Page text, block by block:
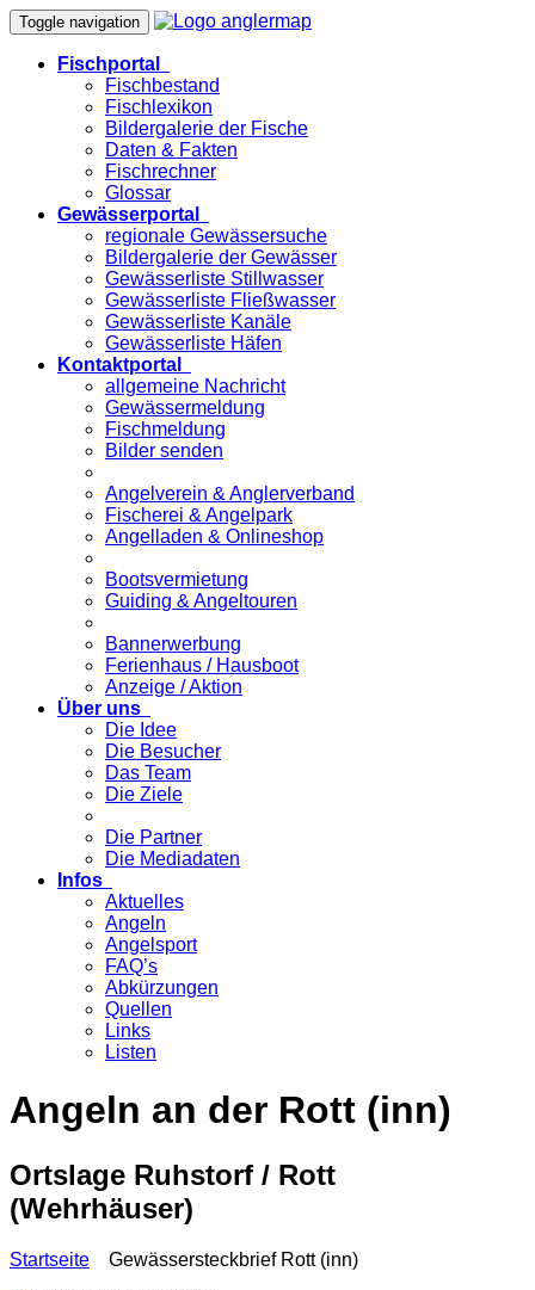
Toggle navigation
Fischportal
Fischbestand
Fischlexikon
Bildergalerie der Fische
Daten & Fakten
Fischrechner
Glossar
Gewässerportal
regionale Gewässersuche
Bildergalerie der Gewässer
Gewässerliste Stillwasser
Gewässerliste Fließwasser
Gewässerliste Kanäle
Gewässerliste Häfen
Kontaktportal
allgemeine Nachricht
Gewässermeldung
Fischmeldung
Bilder senden
Angelverein & Anglerverband
Fischerei & Angelpark
Angelladen & Onlineshop
Bootsvermietung
Guiding & Angeltouren
Bannerwerbung
Ferienhaus / Hausboot
Anzeige / Aktion
Über uns
Die Idee
Die Besucher
Das Team
Die Ziele
Die Partner
Die Mediadaten
Infos
Aktuelles
Angeln
Angelsport
FAQ’s
Abkürzungen
Quellen
Links
Listen
Angeln an der Rott (inn)
Ortslage Ruhstorf / Rott
(Wehrhäuser)
Startseite Gewässersteckbrief Rott (inn)